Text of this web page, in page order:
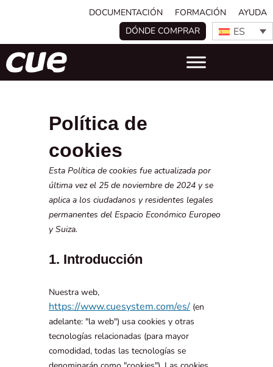
DOCUMENTACIÓN FORMACIÓN
AYUDA
DÓNDE COMPRAR
ES
Política de
cookies
Esta Política de cookies fue actualizada por
última vez el 25 de noviembre de 2024 y se
aplica a los ciudadanos y residentes legales
permanentes del Espacio Económico Europeo
y Suiza.
1. Introducción
Nuestra web,
https://www.cuesystem.com/es/ (en
adelante: "la web") usa cookies y otras
tecnologías relacionadas (para mayor
comodidad, todas las tecnologías se